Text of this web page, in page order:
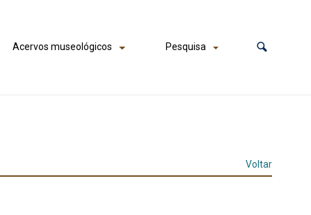
Acervos museológicos Pesquisa
Voltar